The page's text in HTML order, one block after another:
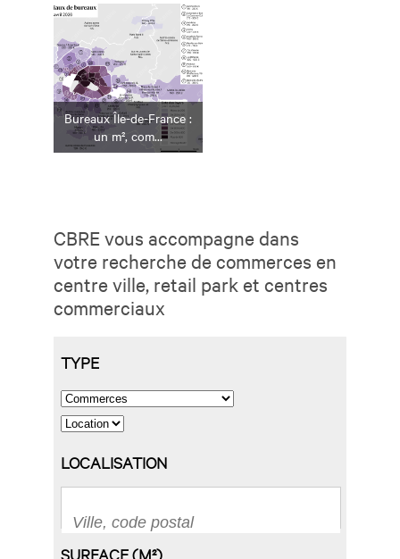
Bureaux Île-de-France :
un m², com...
CBRE vous accompagne dans
votre recherche de commerces en
centre ville, retail park et centres
commerciaux